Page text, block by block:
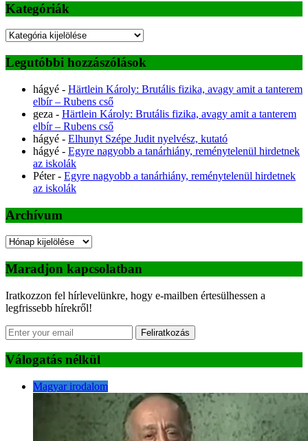
Kategóriák
Kategóriák
Legutóbbi hozzászólások
hágyé - Härtlein Károly: Brutális fizika, avagy amit a tanterem
elbír – Rubens cső
geza - Härtlein Károly: Brutális fizika, avagy amit a tanterem
elbír – Rubens cső
hágyé - Elhunyt Szépe Judit nyelvész, kutató
hágyé - Egyre nagyobb a tanárhiány, reménytelenül hirdetnek
az iskolák
Péter- Egyre nagyobb a tanárhiány, reménytelenül hirdetnek
az iskolák
Archívum
Archívum
Maradjon kapcsolatban
Iratkozzon fel hírlevelünkre, hogy e-mailben értesülhessen a
legfrissebb hírekről!
Feliratkozás
Válogatás nélkül
Magyar irodalom